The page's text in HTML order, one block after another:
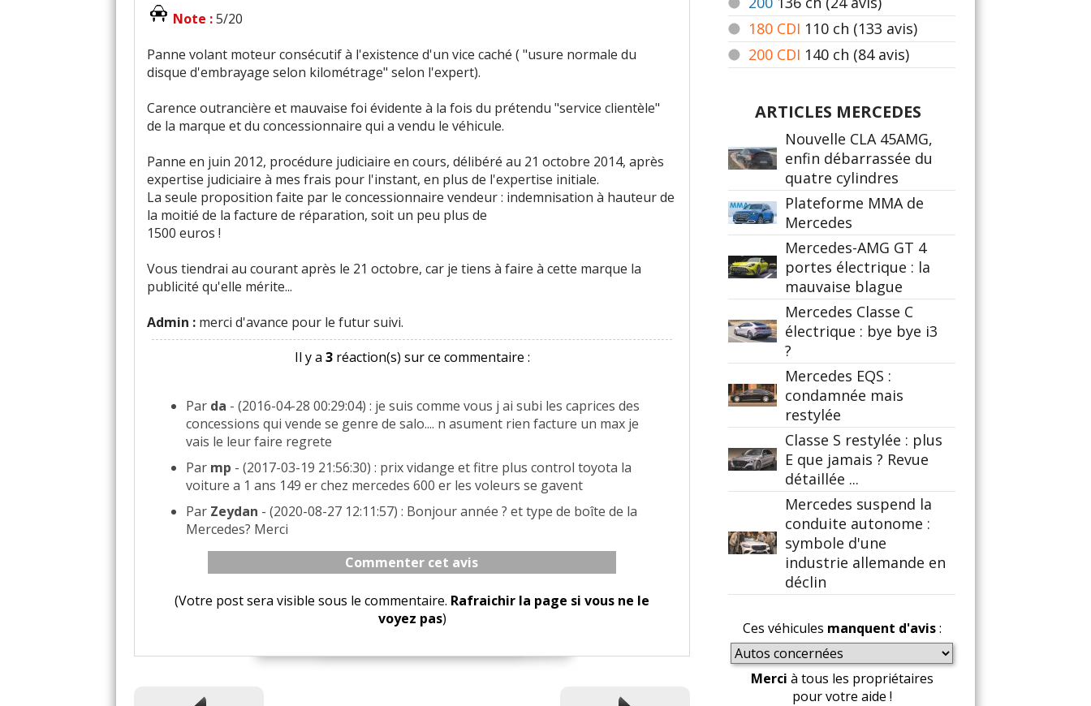
Note :5/20
Panne volant moteur consécutif à l'existence d'un vice caché ( "usure normale du
disque d'embrayage selon kilométrage" selon l'expert).
Carence outrancière et mauvaise foi évidente à la fois du prétendu "service clientèle"
de la marque et du concessionnaire qui a vendu le véhicule.
Panne en juin 2012, procédure judiciaire en cours, délibéré au 21 octobre 2014, après
expertise judiciaire à mes frais pour l'instant, en plus de l'expertise initiale.
La seule proposition faite par le concessionnaire vendeur : indemnisation à hauteur de
la moitié de la facture de réparation, soit un peu plus de
1500 euros !
Vous tiendrai au courant après le 21 octobre, car je tiens à faire à cette marque la
publicité qu'elle mérite...
Admin : merci d'avance pour le futur suivi.
Il y a 3réaction(s) sur ce commentaire :
Par da - (2016-04-28 00:29:04) : je suis comme vous j ai subi les caprices des
concessions qui vende se genre de salo.... n asument rien facture un max je
vais le leur faire regrete
Par mp - (2017-03-19 21:56:30) : prix vidange et fitre plus control toyota la
voiture a 1 ans 149 er chez mercedes 600 er les voleurs se gavent
Par Zeydan - (2020-08-27 12:11:57) : Bonjour année ? et type de boîte de la
Mercedes? Merci
Commenter cet avis
(Votre post sera visible sous le commentaire. Rafraichir la page si vous ne le
voyez pas)
180 CDI 110 ch (133 avis)
200 CDI 140 ch (84 avis)
ARTICLES MERCEDES
Nouvelle CLA 45AMG,
enfin débarrassée du
quatre cylindres
Plateforme MMA de
Mercedes
Mercedes-AMG GT 4
portes électrique : la
mauvaise blague
Mercedes Classe C
électrique : bye bye i3
?
Mercedes EQS :
condamnée mais
restylée
Classe S restylée : plus
E que jamais ? Revue
détaillée ...
Mercedes suspend la
conduite autonome :
symbole d'une
industrie allemande en
déclin
Ces véhicules manquent d'avis:
Merci à tous les propriétaires
pour votre aide !